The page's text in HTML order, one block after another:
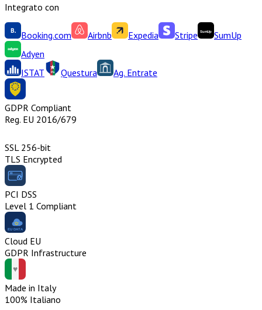
Integrato con
Booking.com Airbnb Expedia Stripe
SumUp
Adyen
ISTAT
Questura Ag. Entrate
GDPR Compliant
Reg. EU 2016/679
SSL 256-bit
TLS Encrypted
PCI DSS
Level 1 Compliant
Cloud EU
GDPR Infrastructure
Made in Italy
100% Italiano